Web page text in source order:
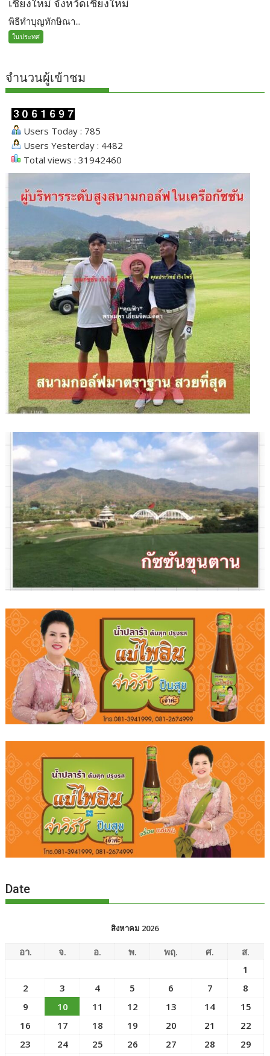
เชียงใหม่ จังหวัดเชียงใหม่
พิธีทำบุญทักษิณา...
ในประทศ
จำนวนผู้เข้าชม
Users Today : 785
Users Yesterday : 4482
Total views : 31942460
Date
สิงหาคม 2026
อา. จ. อ. พ. พฤ. ศ.
ส.
1
2
3 4 5 6 7
8
9
10 11 12 13 14
15
16
17 18 19 20 21
22
23
24 25 26 27 28
29